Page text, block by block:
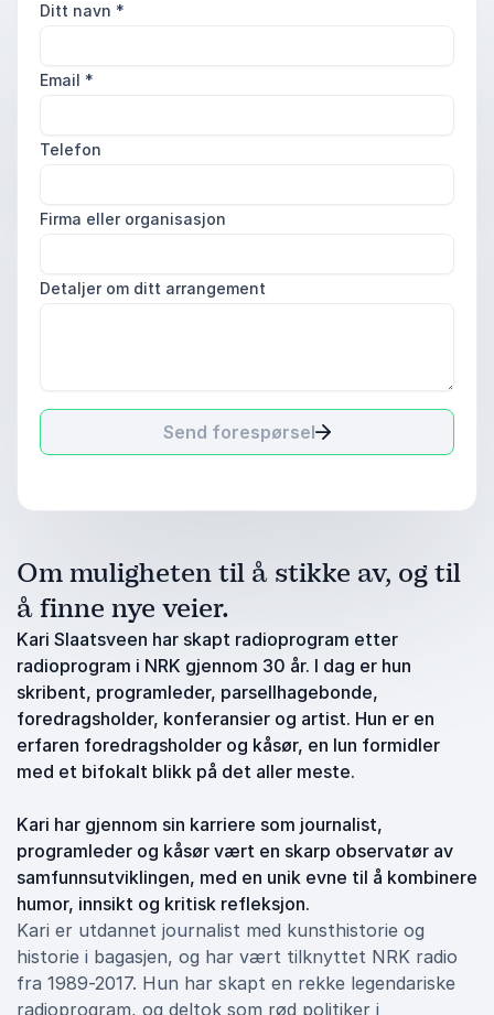
Ditt navn *
Email *
Telefon
Firma eller organisasjon
Detaljer om ditt arrangement
Send forespørsel
Om muligheten til å stikke av, og til
å finne nye veier.
Kari Slaatsveen har skapt radioprogram etter
radioprogram i NRK gjennom 30 år. I dag er hun
skribent, programleder, parsellhagebonde,
foredragsholder, konferansier og artist. Hun er en
erfaren foredragsholder og kåsør, en lun formidler
med et bifokalt blikk på det aller meste.
Kari har gjennom sin karriere som journalist,
programleder og kåsør vært en skarp observatør av
samfunnsutviklingen, med en unik evne til å kombinere
humor, innsikt og kritisk refleksjon.
Kari er utdannet journalist med kunsthistorie og
historie i bagasjen, og har vært tilknyttet NRK radio
fra 1989-2017. Hun har skapt en rekke legendariske
radioprogram, og deltok som rød politiker i